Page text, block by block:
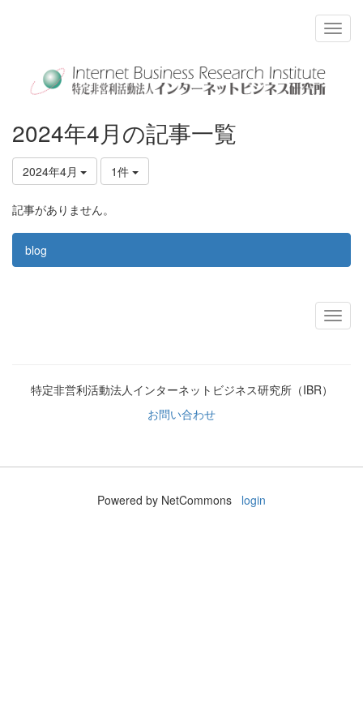
2024年4月の記事一覧
2024年4月 1件
記事がありません。
blog
特定非営利活動法人インターネットビジネス研究所（IBR）
お問い合わせ
Powered by NetCommons login